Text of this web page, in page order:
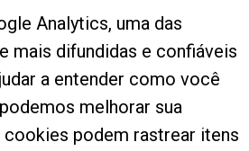
Analytics, uma das
mais difundidas e confiáveis
a entender como você
melhorar sua
cookies podem rastrear itens